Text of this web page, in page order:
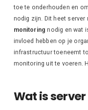
toe te onderhouden en
nodig zijn. Dit heet server
monitoring nodig en wat
invloed hebben op je
infrastructuur toeneemt
monitoring uit te voeren.
Wat is